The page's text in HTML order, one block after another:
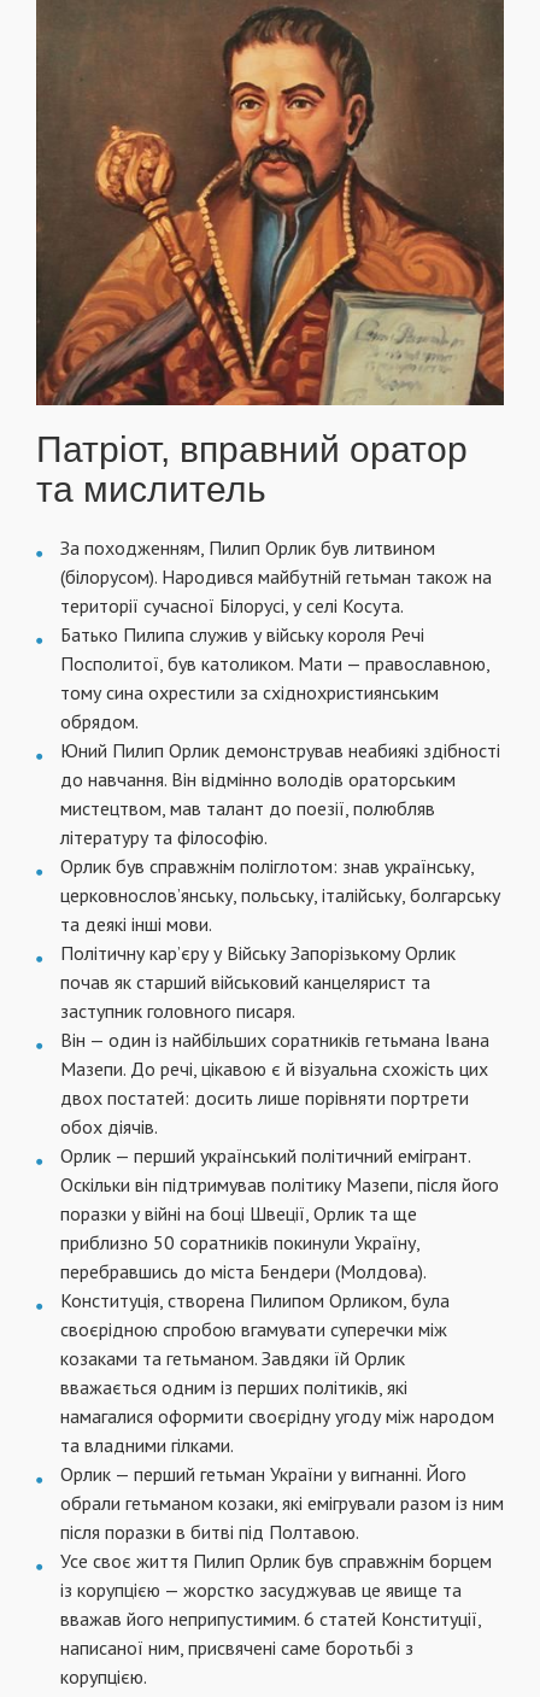
Патріот, вправний оратор
та мислитель
За походженням, Пилип Орлик був литвином
(білорусом). Народився майбутній гетьман також на
території сучасної Білорусі, у селі Косута.
Батько Пилипа служив у війську короля Речі
Посполитої, був католиком. Мати — православною,
тому сина охрестили за східнохристиянським
обрядом.
Юний Пилип Орлик демонстрував неабиякі здібності
до навчання. Він відмінно володів ораторським
мистецтвом, мав талант до поезії, полюбляв
літературу та філософію.
Орлик був справжнім поліглотом: знав українську,
церковнослов’янську, польську, італійську, болгарську
та деякі інші мови.
Політичну кар’єру у Війську Запорізькому Орлик
почав як старший військовий канцелярист та
заступник головного писаря.
Він — один із найбільших соратників гетьмана Івана
Мазепи. До речі, цікавою є й візуальна схожість цих
двох постатей: досить лише порівняти портрети
обох діячів.
Орлик — перший український політичний емігрант.
Оскільки він підтримував політику Мазепи, після його
поразки у війні на боці Швеції, Орлик та ще
приблизно 50 соратників покинули Україну,
перебравшись до міста Бендери (Молдова).
Конституція, створена Пилипом Орликом, була
своєрідною спробою вгамувати суперечки між
козаками та гетьманом. Завдяки їй Орлик
вважається одним із перших політиків, які
намагалися оформити своєрідну угоду між народом
та владними гілками.
Орлик — перший гетьман України у вигнанні. Його
обрали гетьманом козаки, які емігрували разом із ним
після поразки в битві під Полтавою.
Усе своє життя Пилип Орлик був справжнім борцем
із корупцією — жорстко засуджував це явище та
вважав його неприпустимим. 6 статей Конституції,
написаної ним, присвячені саме боротьбі з
корупцією.